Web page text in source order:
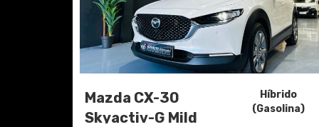
Mazda CX-30
Skyactiv-G Mild
Híbrido
(Gasolina)